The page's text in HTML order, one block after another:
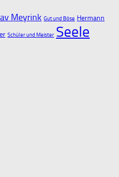
Meyrink Gut und Böse Hermann
Schüler und Meister Seele